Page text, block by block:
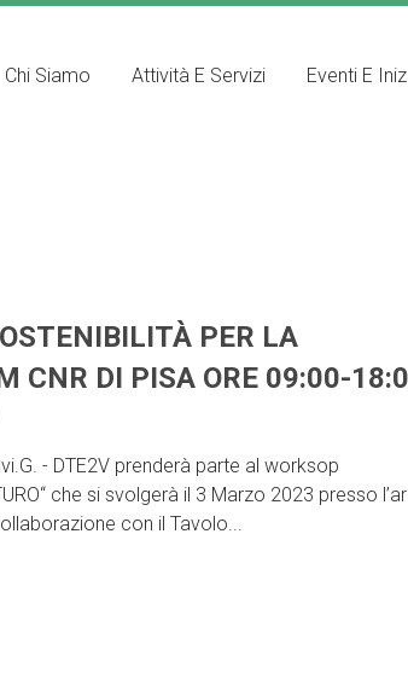
Chi Siamo Attività E Servizi Eventi E
PER LA
CNR DI PISA ORE 09:00-
- DTE2V prenderà parte al worksop
che si svolgerà il 3 Marzo 2023 presso
con il Tavolo...